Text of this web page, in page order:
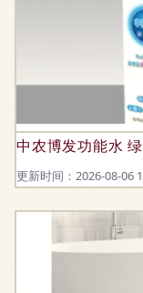
中农博发功能水
更新时间：2026-08-06